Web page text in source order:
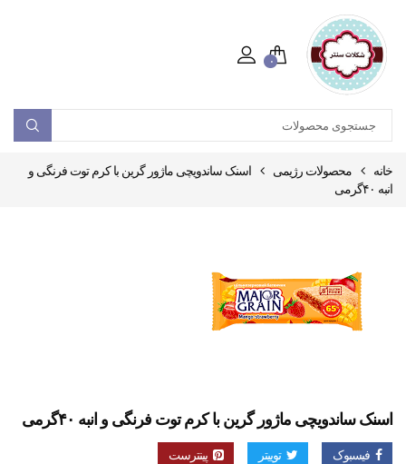
۰
خانه محصولات رژیمی
اسنک ساندویچی ماژور گرین با کرم توت فرنگی و
انبه ۴۰گرمی
اسنک ساندویچی ماژور گرین با کرم توت فرنگی و انبه ۴۰گرمی
فیسبوک توییتر پینترست